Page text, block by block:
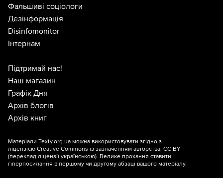
Фальшиві соціологи
Дезінформація
Disinfomonitor
Інтернам
Підтримай нас!
Наш магазин
Графік Дня
Архів блогів
Архів книг
Матеріали Texty.org.ua можна використовувати згідно з
ліцензією Creative Commons із зазначенням авторства, CC BY
(переклад ліцензії українською). Велике прохання ставити
гіперпосилання в першому чи другому абзаці вашого матеріалу.